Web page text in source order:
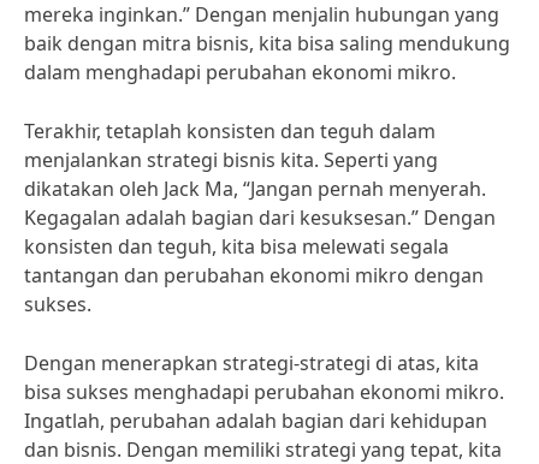
mereka inginkan.” Dengan menjalin hubungan yang
baik dengan mitra bisnis, kita bisa saling mendukung
dalam menghadapi perubahan ekonomi mikro.
Terakhir, tetaplah konsisten dan teguh dalam
menjalankan strategi bisnis kita. Seperti yang
dikatakan oleh Jack Ma, “Jangan pernah menyerah.
Kegagalan adalah bagian dari kesuksesan.” Dengan
konsisten dan teguh, kita bisa melewati segala
tantangan dan perubahan ekonomi mikro dengan
sukses.
Dengan menerapkan strategi-strategi di atas, kita
bisa sukses menghadapi perubahan ekonomi mikro.
Ingatlah, perubahan adalah bagian dari kehidupan
dan bisnis. Dengan memiliki strategi yang tepat, kita